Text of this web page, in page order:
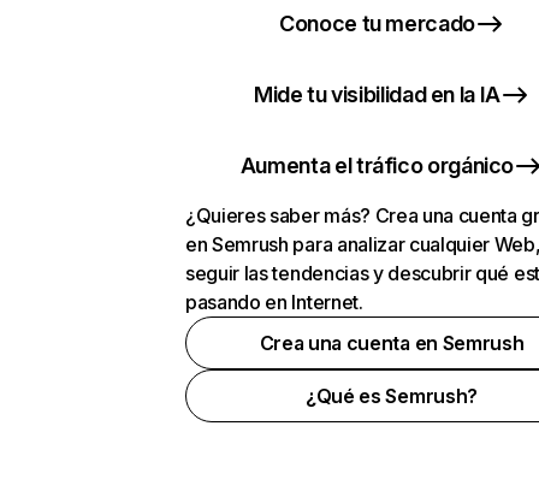
Conoce tu mercado
Mide tu visibilidad en la IA
Aumenta el tráfico orgánico
¿Quieres saber más? Crea una cuenta
en Semrush para analizar cualquier
seguir las tendencias y descubrir qué
pasando en Internet.
Crea una cuenta en Semrush
¿Qué es Semrush?